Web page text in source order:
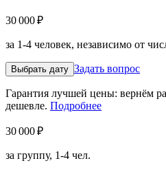
30 000 ₽
за 1-4 человек, независимо от
Выбрать дату Задать вопрос
Гарантия лучшей цены: вернём
дешевле. Подробнее
30 000 ₽
за группу, 1-4 чел.